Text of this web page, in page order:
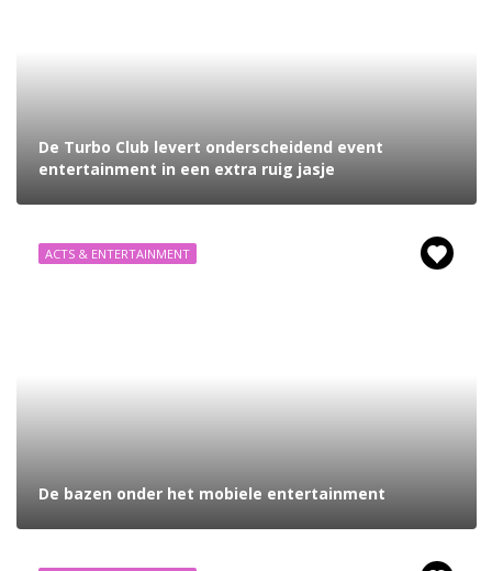
De Turbo Club levert onderscheidend event
entertainment in een extra ruig jasje
ACTS & ENTERTAINMENT
De bazen onder het mobiele entertainment